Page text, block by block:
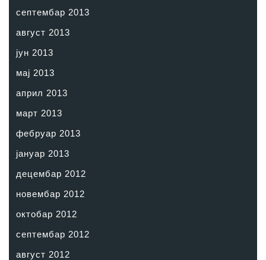
септембар 2013
август 2013
јун 2013
мај 2013
април 2013
март 2013
фебруар 2013
јануар 2013
децембар 2012
новембар 2012
октобар 2012
септембар 2012
август 2012